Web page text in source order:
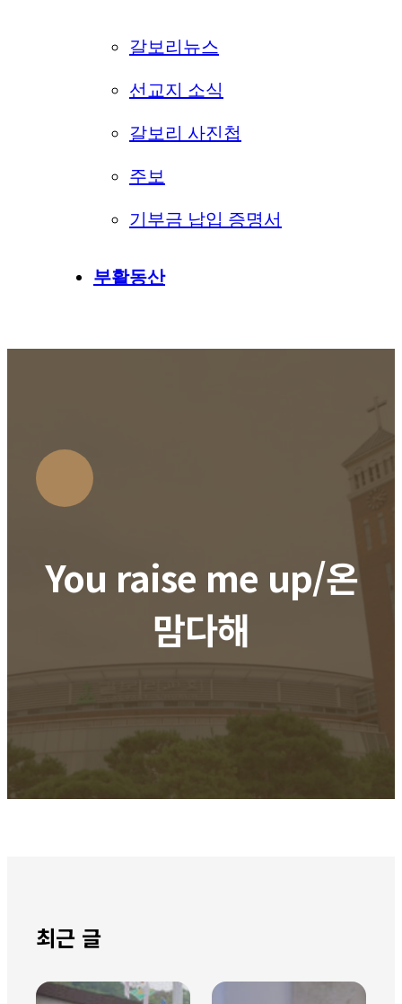
갈보리뉴스
선교지 소식
갈보리 사진첩
주보
기부금 납입 증명서
부활동산
You raise me up/온
맘다해
최근 글